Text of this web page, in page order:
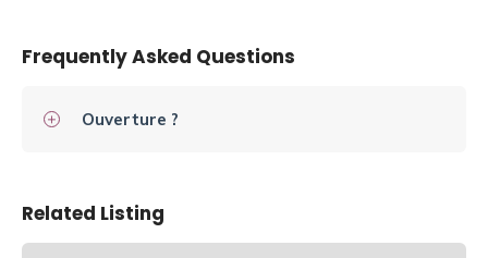
Frequently Asked Questions
Ouverture ?
Related Listing